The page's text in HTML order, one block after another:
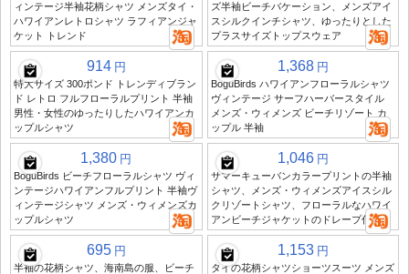
ィンテージ半袖花柄シャツ メンズタイ・
ハワイアンレトロシャツ ラフィアンジャ
ケット トレンド
ズ半袖ビーチバケーション、メンズアイ
スシルクインチシャツ、ゆったりとした
プラスサイズトップスウェア
914 円
特大サイズ 300ポンド トレンディブラン
ド レトロ フルフローラルプリント 半袖
男性・女性のゆったりしたハワイアンカ
ップルシャツ
1,368 円
BoguBirds ハワイアンフローラルシャツ
ヴィンテージ サーフハーバースタイル
メンズ・ウィメンズ ビーチリゾート カ
ップル 半袖
1,380 円
BoguBirds ビーチフローラルシャツ ヴィ
ンテージハワイアンフルプリント 半袖ヴ
ィンテージシャツ メンズ・ウィメンズカ
ップルシャツ
1,046 円
サマーキューバンカラープリントの半袖
シャツ、メンズ・ウィメンズアイスシル
クリゾートシャツ、フローラルなハワイ
アンビーチジャケットのドレープ付き
695 円
半袖の花柄シャツ、海南島の服、ビーチ
1,153 円
タイの花柄シャツショーツスーツ メンズ